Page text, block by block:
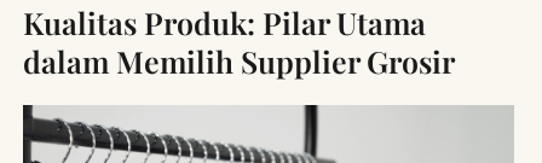
Kualitas Produk: Pilar Utama
dalam Memilih Supplier Grosir